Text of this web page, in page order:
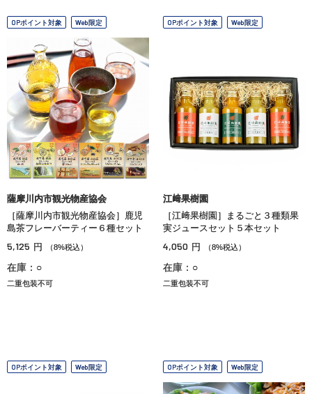
OPポイント対象 Web限定
薩摩川内市観光物産協会
［薩摩川内市観光物産協会］鹿児
島茶フレーバーティー６種セット
5,125 円 （8%税込）
在庫：○
二重包装不可
OPポイント対象 Web限定
江﨑果樹園
［江﨑果樹園］まるごと３種類果
実ジュースセット５本セット
4,050 円 （8%税込）
在庫：○
二重包装不可
OPポイント対象 Web限定 OPポイント対象 Web限定